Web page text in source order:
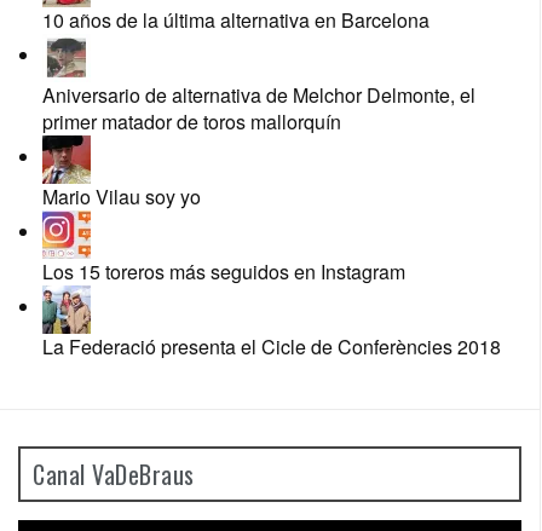
10 años de la última alternativa en Barcelona
Aniversario de alternativa de Melchor Delmonte, el
primer matador de toros mallorquín
Mario Vilau soy yo
Los 15 toreros más seguidos en Instagram
La Federació presenta el Cicle de Conferències 2018
Canal VaDeBraus